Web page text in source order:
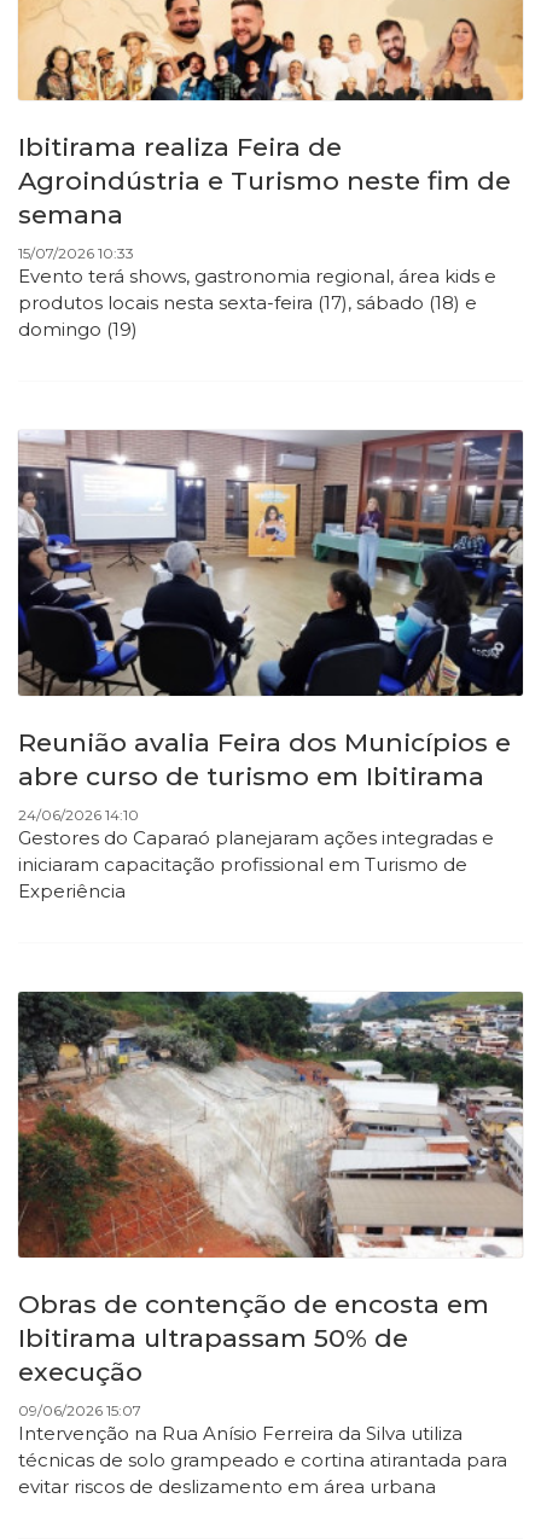
Ibitirama realiza Feira de
Agroindústria e Turismo neste fim de
semana
15/07/2026 10:33
Evento terá shows, gastronomia regional, área kids e
produtos locais nesta sexta-feira (17), sábado (18) e
domingo (19)
Reunião avalia Feira dos Municípios e
abre curso de turismo em Ibitirama
24/06/2026 14:10
Gestores do Caparaó planejaram ações integradas e
iniciaram capacitação profissional em Turismo de
Experiência
Obras de contenção de encosta em
Ibitirama ultrapassam 50% de
execução
09/06/2026 15:07
Intervenção na Rua Anísio Ferreira da Silva utiliza
técnicas de solo grampeado e cortina atirantada para
evitar riscos de deslizamento em área urbana